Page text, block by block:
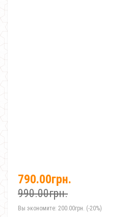
790.00грн.
990.00грн.
Вы экономите: 200.00грн. (-20%)